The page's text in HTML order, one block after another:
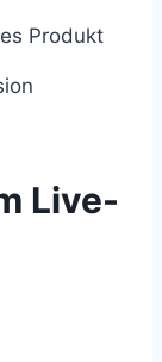
Produkt
Live-